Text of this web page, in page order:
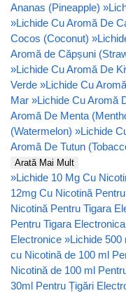
Ananas (Pineapple) »
»Lichide Cu Aromă De
Cocos (Coconut) »
Aromă de Căpșuni
»Lichide Cu Aromă De
Verde »Lichide Cu
Mar »Lichide Cu Aromă
Aromă De Menta
(Watermelon) »Lichide
Aromă De Tutun
Arată Mai Mult
»Lichide 10 Mg Cu
12mg Cu Nicotină
Nicotină Pentru Tigara
Pentru Tigara Electronica
Electronice »Lichide 500
cu Nicotină de 100 ml
Nicotină de 100 ml
30ml Pentru Țigări